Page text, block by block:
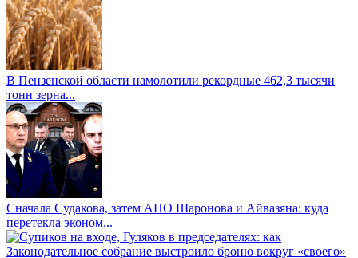
В Пензенской области намолотили рекордные 462,3 тысячи
тонн зерна...
Сначала Судакова, затем АНО Шаронова и Айвазяна: куда
перетекла эконом...